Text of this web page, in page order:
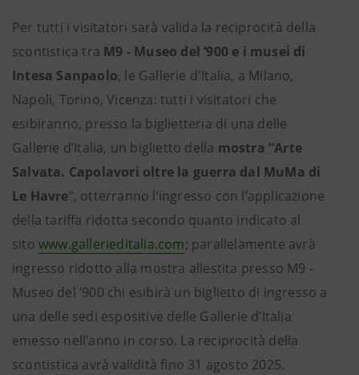
Per tutti i visitatori sarà valida la reciprocità della
scontistica tra M9 - Museo del ‘900 e i musei di
Intesa Sanpaolo, le Gallerie d'Italia, a Milano,
Napoli, Torino, Vicenza: tutti i visitatori che
esibiranno, presso la biglietteria di una delle
Gallerie d’Italia, un biglietto della mostra “Arte
Salvata. Capolavori oltre la guerra dal MuMa di
Le Havre”, otterranno l’ingresso con l’applicazione
della tariffa ridotta secondo quanto indicato al
sito www.gallerieditalia.com; parallelamente avrà
ingresso ridotto alla mostra allestita presso M9 -
Museo del ‘900 chi esibirà un biglietto di ingresso a
una delle sedi espositive delle Gallerie d’Italia
emesso nell’anno in corso. La reciprocità della
scontistica avrà validità fino 31 agosto 2025.